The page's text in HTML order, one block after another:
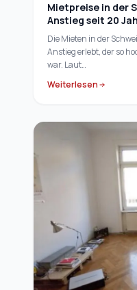
Mietpreise in der
Anstieg seit 20
Die Mieten in der
Anstieg erlebt, der so
war. Laut…
Weiterlesen